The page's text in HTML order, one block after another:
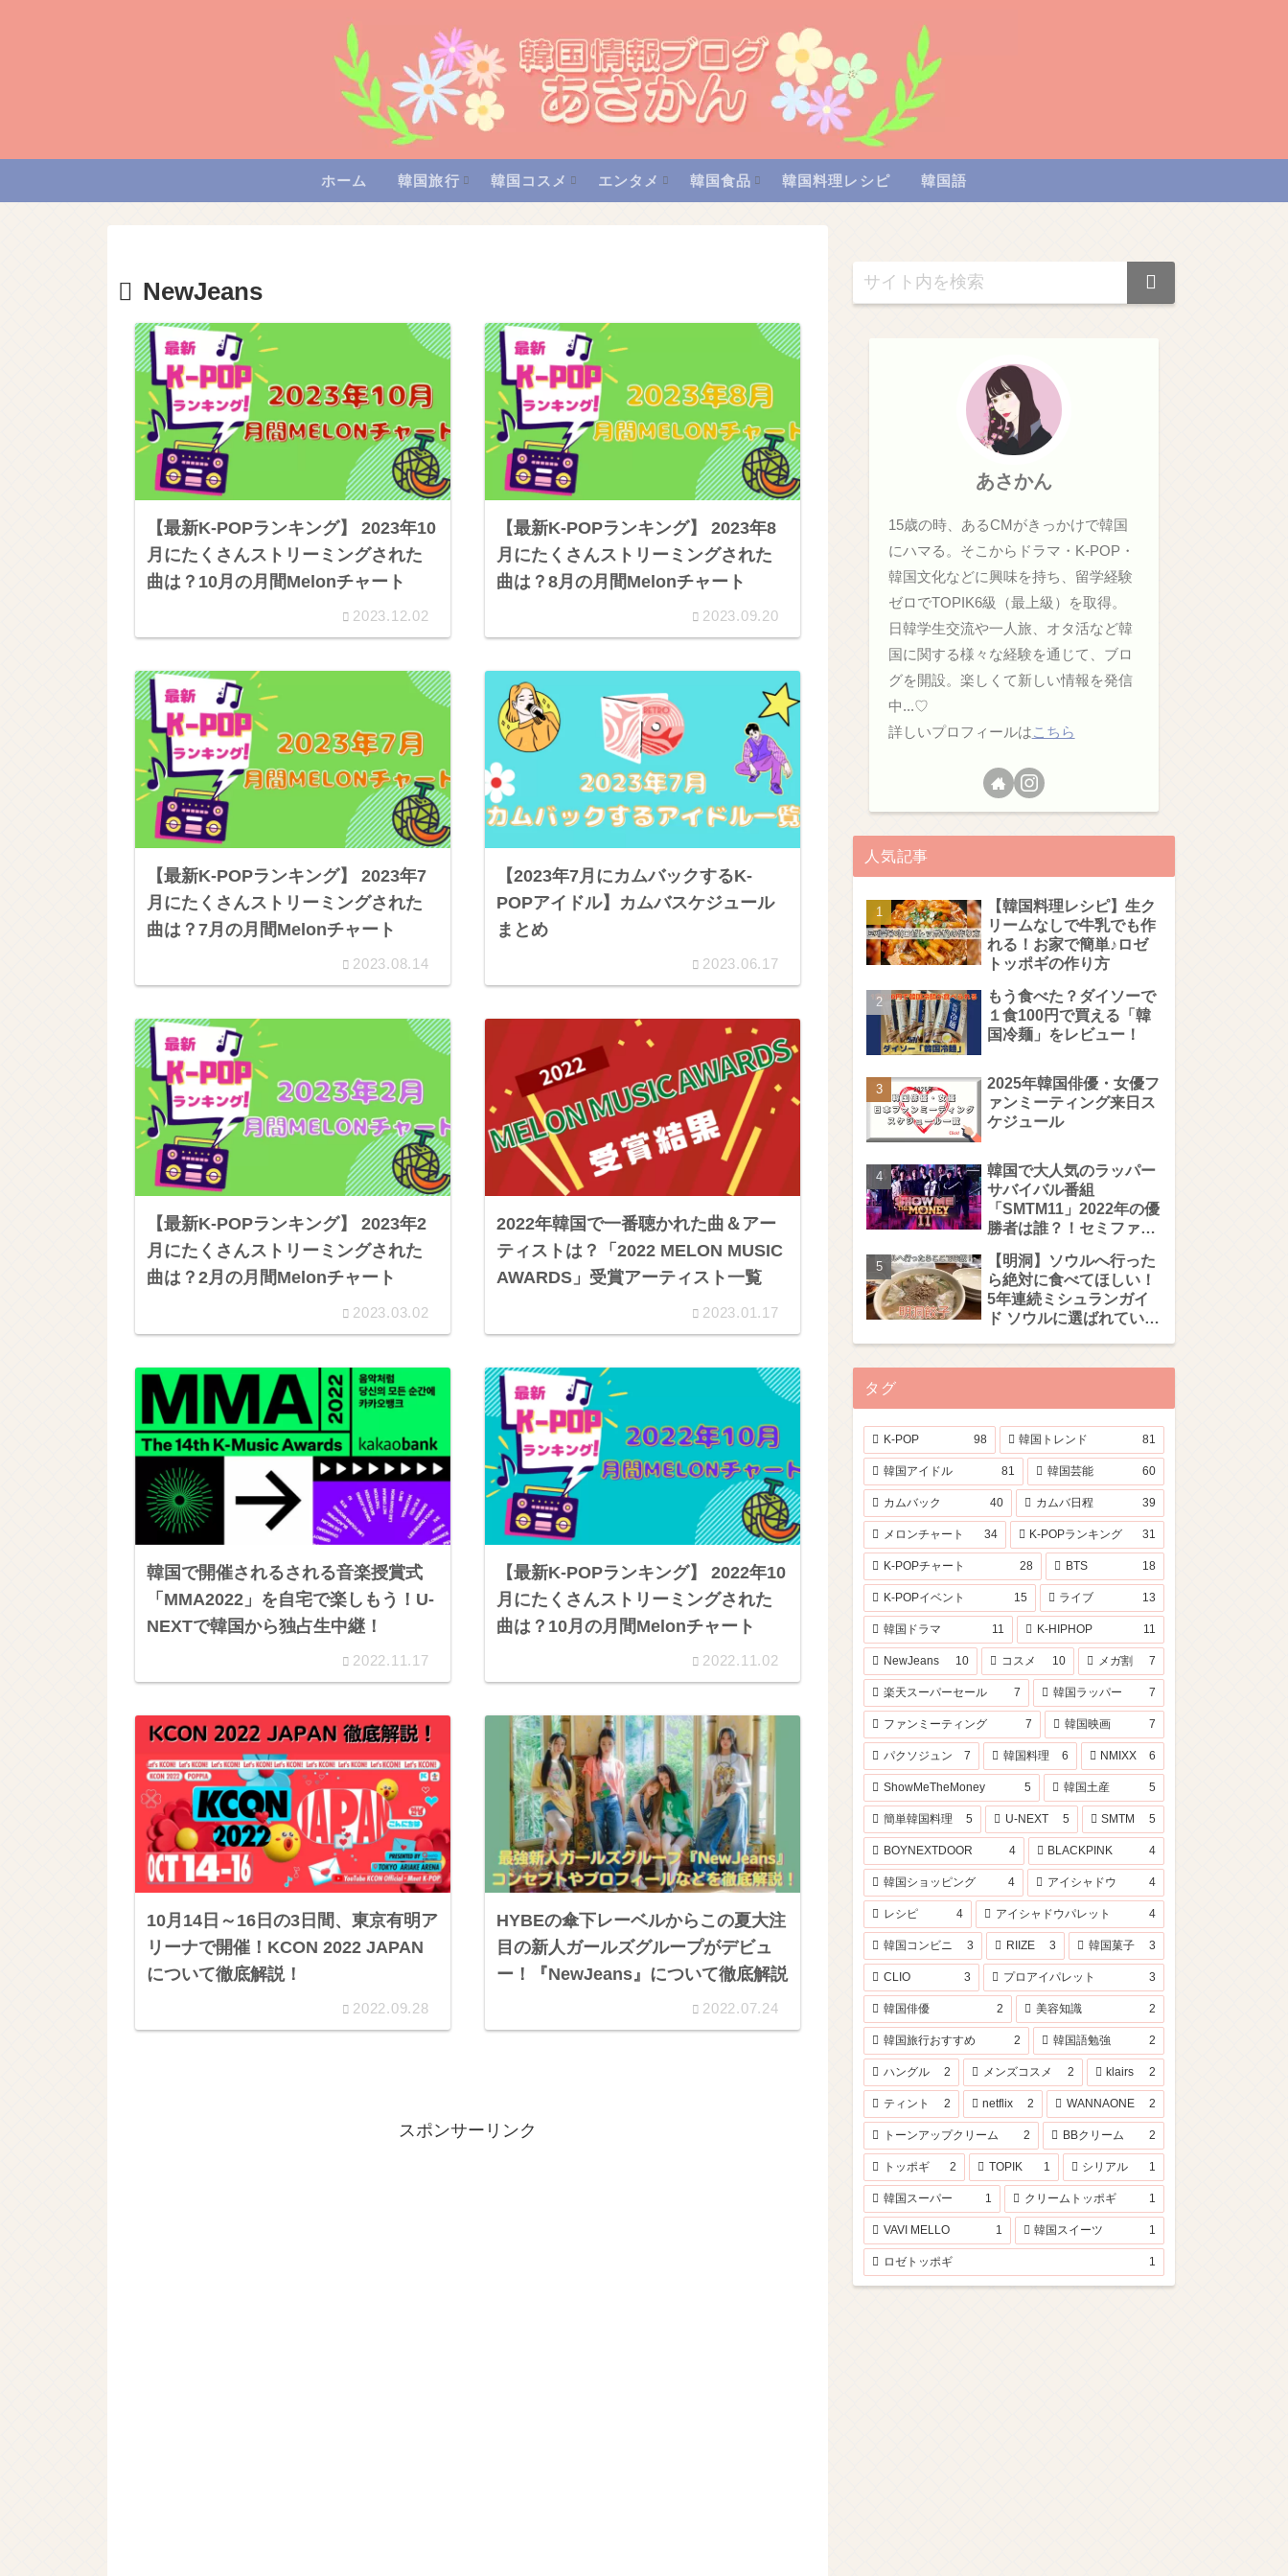
ホーム 韓国旅行 韓国コスメ エンタメ 韓国食品 韓国料理レシピ 韓国語
NewJeans
【最新K-POPランキング】 2023年10
月にたくさんストリーミングされた
曲は？10月の月間Melonチャート
2023.12.02
【最新K-POPランキング】 2023年8
月にたくさんストリーミングされた
曲は？8月の月間Melonチャート
2023.09.20
【最新K-POPランキング】 2023年7
月にたくさんストリーミングされた
曲は？7月の月間Melonチャート
2023.08.14
【2023年7月にカムバックするK-
POPアイドル】カムバスケジュール
まとめ
2023.06.17
【最新K-POPランキング】 2023年2
月にたくさんストリーミングされた
曲は？2月の月間Melonチャート
2023.03.02
2022年韓国で一番聴かれた曲＆アー
ティストは？「2022 MELON MUSIC
AWARDS」受賞アーティスト一覧
2023.01.17
韓国で開催されるされる音楽授賞式
「MMA2022」を自宅で楽しもう！U-
NEXTで韓国から独占生中継！
2022.11.17
【最新K-POPランキング】 2022年10
月にたくさんストリーミングされた
曲は？10月の月間Melonチャート
2022.11.02
10月14日～16日の3日間、東京有明ア
リーナで開催！KCON 2022 JAPAN
について徹底解説！
2022.09.28
HYBEの傘下レーベルからこの夏大注
目の新人ガールズグループがデビュ
ー！『NewJeans』について徹底解説
2022.07.24
スポンサーリンク
あさかん
15歳の時、あるCMがきっかけで韓国
にハマる。そこからドラマ・K-POP・
韓国文化などに興味を持ち、留学経験
ゼロでTOPIK6級（最上級）を取得。
日韓学生交流や一人旅、オタ活など韓
国に関する様々な経験を通じて、ブロ
グを開設。楽しくて新しい情報を発信
中...♡
詳しいプロフィールはこちら
人気記事
【韓国料理レシピ】生ク
リームなしで牛乳でも作
れる！お家で簡単♪ロゼ
トッポギの作り方
もう食べた？ダイソーで
１食100円で買える「韓
国冷麺」をレビュー！
2025年韓国俳優・女優フ
ァンミーティング来日ス
ケジュール
韓国で大人気のラッパー
サバイバル番組
「SMTM11」2022年の優
勝者は誰？！セミファイ
ジを徹底解説！
【明洞】ソウルへ行った
ら絶対に食べてほしい！
5年連続ミシュランガイ
ド ソウルに選ばれている
タグ
K-POP 98 韓国トレンド 81
韓国アイドル 81 韓国芸能 60
カムバック 40 カムバ日程 39
メロンチャート 34 K-POPランキング 31
K-POPチャート 28 BTS 18
K-POPイベント 15 ライブ 13
韓国ドラマ 11 K-HIPHOP 11
NewJeans 10 コスメ 10 メガ割 7
楽天スーパーセール 7 韓国ラッパー 7
ファンミーティング 7 韓国映画 7
パクソジュン 7 韓国料理 6 NMIXX 6
ShowMeTheMoney 5 韓国土産 5
簡単韓国料理 5 U-NEXT 5 SMTM 5
BOYNEXTDOOR 4 BLACKPINK 4
韓国ショッピング 4 アイシャドウ 4
レシピ 4 アイシャドウパレット 4
韓国コンビニ 3 RIIZE 3 韓国菓子 3
CLIO 3 プロアイパレット 3
韓国俳優 2 美容知識 2
韓国旅行おすすめ 2 韓国語勉強 2
ハングル 2 メンズコスメ 2 klairs 2
ティント 2 netflix 2 WANNAONE 2
トーンアップクリーム 2 BBクリーム 2
トッポギ 2 TOPIK 1 シリアル 1
韓国スーパー 1 クリームトッポギ 1
VAVI MELLO 1 韓国スイーツ 1
ロゼトッポギ 1